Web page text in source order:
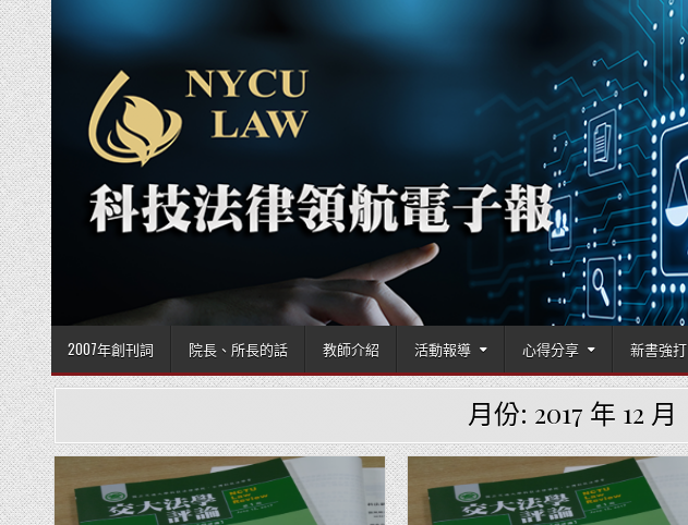
Skip to content
2007年創刊詞 院長、所長的話 教師介紹 活動報導 心得分享 新書強打
月份: 2017 年 12 月
Posted in Posted in